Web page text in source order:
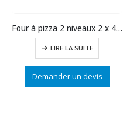
Four à pizza 2 niveaux 2 x 4 pizzas
LIRE LA SUITE
Demander un devis